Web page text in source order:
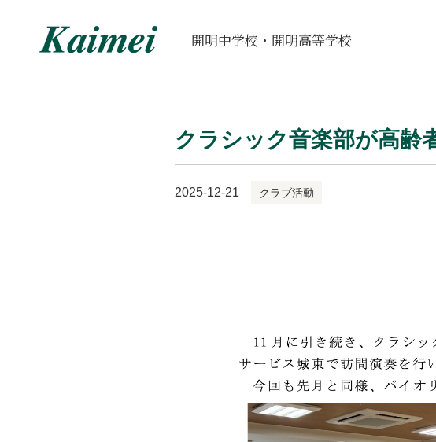
開明中学校・開明高等学校
クラシック音楽部が高齢
2025-12-21 クラブ活動